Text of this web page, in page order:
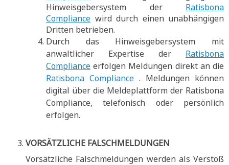
Hinweisgebersystem der Ratisbona
Compliance wird durch einen unabhängigen
Dritten betrieben.
Durch das Hinweisgebersystem mit
anwaltlicher Expertise der Ratisbona
Compliance erfolgen Meldungen direkt an die
Ratisbona Compliance . Meldungen können
digital über die Meldeplattform der Ratisbona
Compliance, telefonisch oder persönlich
erfolgen.
VORSÄTZLICHE FALSCHMELDUNGEN
Vorsätzliche Falschmeldungen werden als Verstoß